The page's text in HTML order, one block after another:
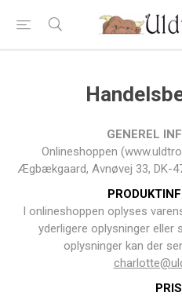
GENEREL
Onlineshoppen
Ægbækgaard, Avnøvej 33, DK-
I onlineshoppen oplyses
yderligere oplysninger eller
oplysninger kan der